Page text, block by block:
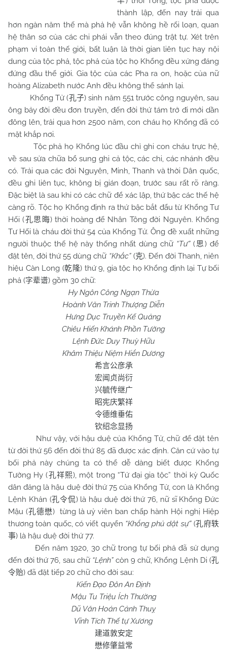
thành lập, đến nay trải qua
hơn ngàn năm thế mà phả hệ vẫn không hề rối loạn, quan
hệ thân sơ của các chi phái vẫn theo đúng trật tự. Xét trên
phạm vi toàn thế giới, bất luận là thời gian liên tục hay nội
dung của tộc phả, tộc phả của tộc họ Khổng đều xứng đáng
đứng đầu thế giới. Gia tộc của các Pha ra on, hoặc của nữ
hoàng Alizabeth nước Anh đều không thể sánh lại.
Khổng Tử (孔子) sinh năm 551 trước công nguyên, sau
ông bảy đời đều đơn truyền, đến đời thứ tám trở đi mới dần
đông lên, trải qua hơn 2500 năm, con cháu họ Khổng đã có
mặt khắp nơi.
Tộc phả họ Khổng lúc đầu chỉ ghi con cháu trực hệ,
về sau sửa chữa bổ sung ghi cả tộc, các chi, các nhánh đều
có. Trải qua các đời Nguyên, Minh, Thanh và thời Dân quốc,
đều ghi liên tục, không bị gián đoạn, trước sau rất rõ ràng.
Đặc biệt là sau khi có các chữ để xác lập, thứ bậc các thế hệ
càng rõ. Tộc họ Khổng định ra thứ bậc bắt đẩu từ Khổng Tư
Hối (孔思晦) thời hoàng đế Nhân Tông đời Nguyên. Khổng
Tư Hối là cháu đời thứ 54 của Khổng Tử. Ông đề xuất những
người thuộc thế hệ này thống nhất dùng chữ “Tư”(思) để
đặt tên, đời thứ 55 dùng chữ “Khắc”(克). Đến đời Thanh, niên
hiệu Càn Long (乾隆) thứ 9, gia tộc họ Khổng định lại Tự bối
phả (字辈谱) gồm 30 chữ:
Hy Ngôn Công Ngạn Thừa
Hoành Văn Trinh Thượng Diễn
Hưng Dục Truyền Kế Quảng
Chiêu Hiến Khánh Phồn Tường
Lệnh Đức Duy Thuỳ Hữu
Khâm Thiệu Niệm Hiển Dương
希言公彦承
宏闻贞尚衍
兴毓传继广
昭宪庆繁祥
令德维垂佑
钦绍念显扬
Như vậy, với hậu duệ của Khổng Tử, chữ để đặt tên
từ đời thứ 56 đến đời thứ 85 đã được xác định. Căn cứ vào tự
bối phả này chúng ta có thể dễ dàng biết được Khổng
Tường Hy (孔祥熙), một trong “Tứ đại gia tộc” thời kỳ Quốc
dân đảng là hậu duệ đời thứ 75 của Khổng Tử, con là Khổng
Lệnh Khản (孔令侃) là hậu duệ đời thứ 76, nữ sĩ Khổng Đức
Mậu (孔德懋) từng là uỷ viên ban chấp hành Hội nghị Hiệp
thương toàn quốc, có viết quyển “Khổng phủ dật sự”(孔府轶
事) là hậu duệ đời thứ 77.
Đến năm 1920, 30 chữ trong tự bối phả đã sử dụng
đến đời thứ 76, sau chữ “Lệnh”còn 9 chữ, Khổng Lệnh Di (孔
令贻) đã đặt tiếp 20 chữ cho đời sau:
Kiến Đạo Đôn An Định
Mậu Tu Triệu Ích Thường
Dũ Văn Hoán Cảnh Thuỵ
Vĩnh Tích Thế tự Xương
建道敦安定
懋修肇益常